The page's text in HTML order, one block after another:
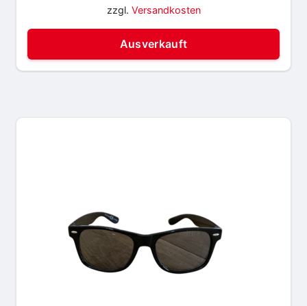
zzgl. Versandkosten
Ausverkauft